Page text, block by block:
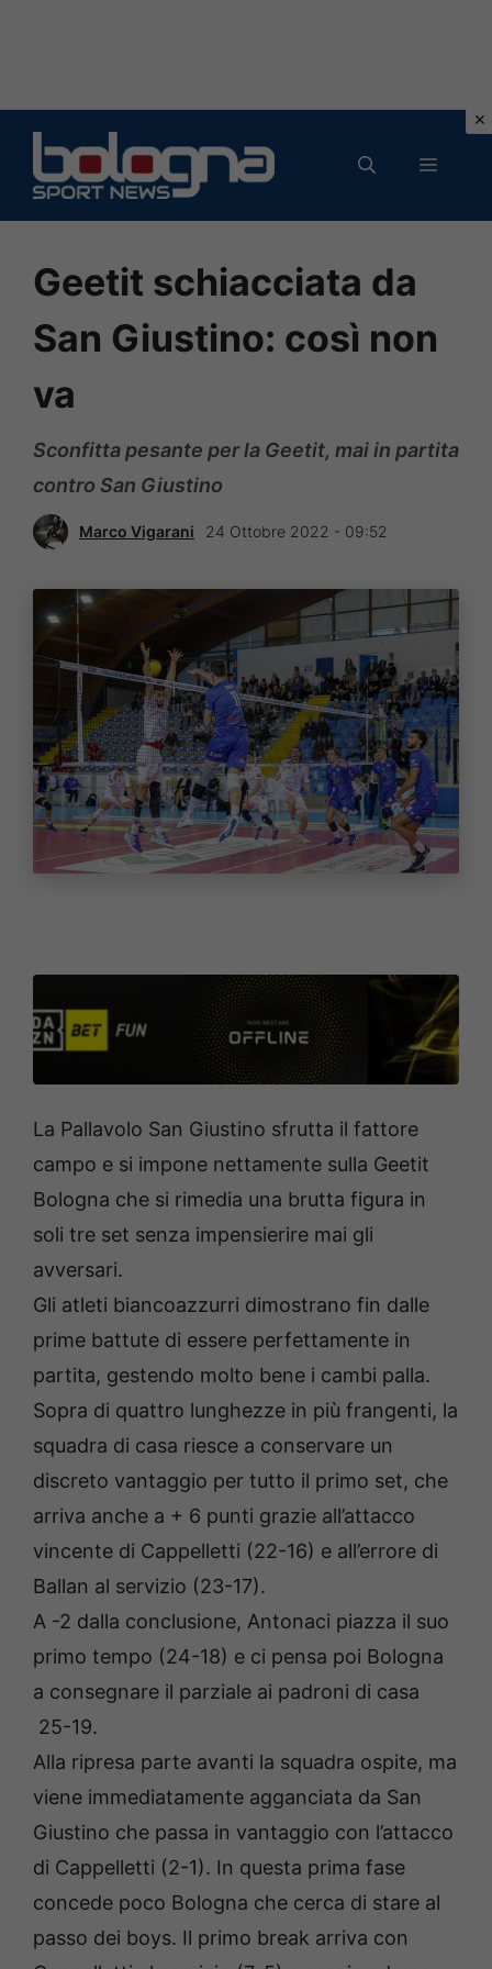
contenuto
MENU
Geetit schiacciata da
San Giustino: così non
va
Sconfitta pesante per la Geetit, mai in partita
contro San Giustino
Marco Vigarani 24 Ottobre 2022 - 09:52
La Pallavolo San Giustino sfrutta il fattore
campo e si impone nettamente sulla Geetit
Bologna che si rimedia una brutta figura in
soli tre set senza impensierire mai gli
avversari.
Gli atleti biancoazzurri dimostrano fin dalle
prime battute di essere perfettamente in
partita, gestendo molto bene i cambi palla.
Sopra di quattro lunghezze in più frangenti, la
squadra di casa riesce a conservare un
discreto vantaggio per tutto il primo set, che
arriva anche a + 6 punti grazie all’attacco
vincente di Cappelletti (22-16) e all’errore di
Ballan al servizio (23-17).
A -2 dalla conclusione, Antonaci piazza il suo
primo tempo (24-18) e ci pensa poi Bologna
a consegnare il parziale ai padroni di casa
25-19.
Alla ripresa parte avanti la squadra ospite, ma
viene immediatamente agganciata da San
Giustino che passa in vantaggio con l’attacco
di Cappelletti (2-1). In questa prima fase
concede poco Bologna che cerca di stare al
passo dei boys. Il primo break arriva con